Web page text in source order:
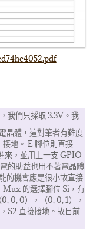
我們只採取 3.3V。我
晶體，這對筆者有難度
地。 E 腳位則直接
來，並用上一支 GPIO
的助益也用不著電晶體
的機會應是很小故直接
Mux 的選擇腳位 Si，有
0, 0），（0, 0, 1），
S2 直接接地。故目前